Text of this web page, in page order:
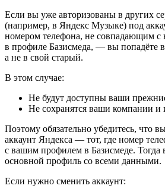
Если вы уже авторизованы в других
(например, в Яндекс Музыке) под
номером телефона, не совпадающим
в профиле Базисмеда, — вы попадёте
а не в свой старый.
В этом случае:
Не будут доступны ваши
Не сохранятся ваши компании и
Поэтому обязательно убедитесь, что
аккаунт Яндекса — тот, где номер
с вашим профилем в Базисмеде. Тогда
основной профиль со всеми данными.
Если нужно сменить аккаунт: